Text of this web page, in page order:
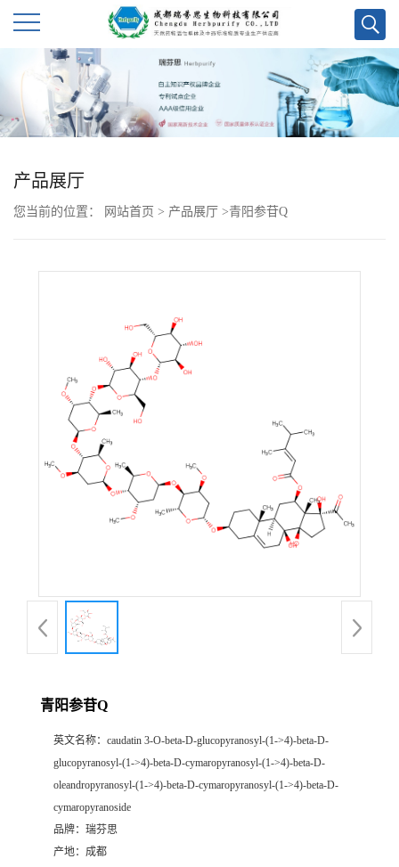
产
产品展厅
您当前的位置： 网站首页 > 产品展厅 >青阳参苷Q
青阳参苷Q
英文名称： caudatin 3-O-beta-D-glucopyranosyl-(1->4)-beta-D-
glucopyranosyl-(1->4)-beta-D-cymaropyranosyl-(1->4)-beta-D-
oleandropyranosyl-(1->4)-beta-D-cymaropyranosyl-(1->4)-beta-D-
cymaropyranoside
品牌： 瑞芬思
产地： 成都